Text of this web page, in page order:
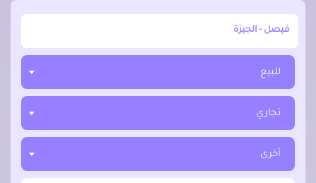
أبحث عن مدينة, محافظة, حي
للبيع
تجاري
أخرى